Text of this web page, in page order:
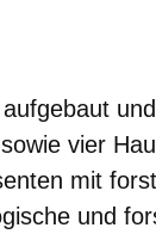
vier
mit
und